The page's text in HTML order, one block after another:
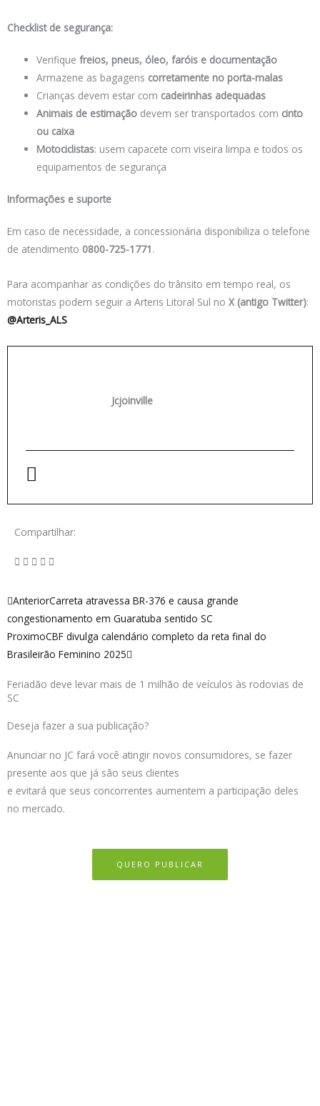
Checklist de segurança:
Verifiquefreios, pneus, óleo, faróis e documentação
Armazene as bagagens corretamente no porta-malas
Crianças devem estar com cadeirinhas adequadas
Animais de estimação devem ser transportados com cinto
ou caixa
Motociclistas: usem capacete com viseira limpa e todos os
equipamentos de segurança
Informações e suporte
Em caso de necessidade, a concessionária disponibiliza o telefone
de atendimento 0800-725-1771.
Para acompanhar as condições do trânsito em tempo real, os
motoristas podem seguir a Arteris Litoral Sul no X (antigo Twitter):
@Arteris_ALS
Jcjoinville
Compartilhar:
Anterior
AnteriorCarreta atravessa BR-376 e causa grande
congestionamento em Guaratuba sentido SC
ProximoCBF divulga calendário completo da reta final do
Brasileirão Feminino 2025
Próximo
Feriadão deve levar mais de 1 milhão de veículos às rodovias de
SC
Deseja fazer a sua publicação?
Anunciar no JC fará você atingir novos consumidores, se fazer
presente aos que já são seus clientes
e evitará que seus concorrentes aumentem a participação deles
no mercado.
QUERO PUBLICAR